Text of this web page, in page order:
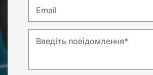
Email
Введіть повідомлення*